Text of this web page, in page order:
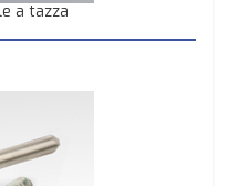
a tazza